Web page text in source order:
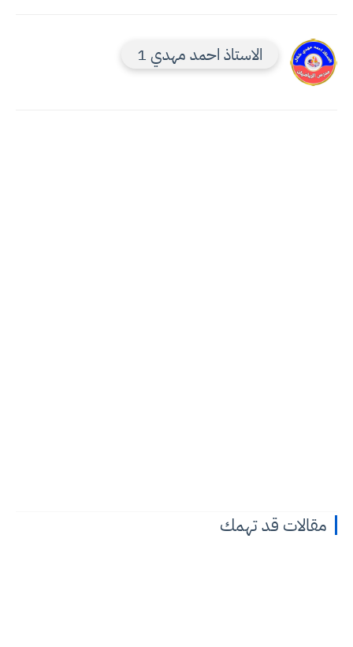
الاستاذ احمد مهدي 1
مقالات قد تهمك